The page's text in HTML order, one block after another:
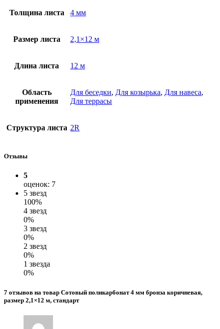
Толщина листа 4 мм
Размер листа 2,1×12 м
Длина листа 12 м
Область
применения
Для беседки, Для козырька, Для навеса,
Для террасы
Структура листа 2R
Отзывы
5
оценок: 7
5 звезд
100%
4 звезд
0%
3 звезд
0%
2 звезд
0%
1 звезда
0%
7 отзывов на товар Сотовый поликарбонат 4 мм бронза коричневая,
размер 2,1×12 м, стандарт